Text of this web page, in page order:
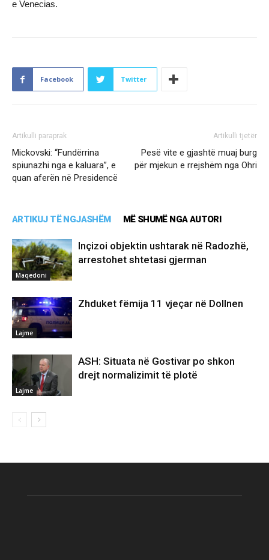
e Venecias.
Facebook Twitter
Artikulli paraprak
Mickovski: “Fundërrina
spiunazhi nga e kaluara”, e
quan aferën në Presidencë
Artikulli tjetër
Pesë vite e gjashtë muaj burg
për mjekun e rrejshëm nga Ohri
ARTIKUJ TË NGJASHËM MË SHUMË NGA AUTORI
Maqedoni
Inçizoi objektin ushtarak në Radozhë,
arrestohet shtetasi gjerman
Lajme
Zhduket fëmija 11 vjeçar në Dollnen
Lajme
ASH: Situata në Gostivar po shkon
drejt normalizimit të plotë